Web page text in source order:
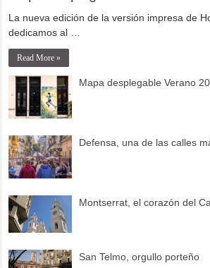
La nueva edición de la versión impresa de
dedicamos al …
Read More »
Mapa desplegable Verano
Defensa, una de las calles
Montserrat, el corazón del
San Telmo, orgullo porteño